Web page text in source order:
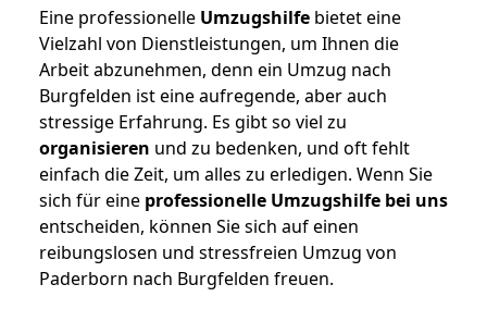
Eine professionelle Umzugshilfe bietet eine
Vielzahl von Dienstleistungen, um Ihnen die
Arbeit abzunehmen, denn ein Umzug nach
Burgfelden ist eine aufregende, aber auch
stressige Erfahrung. Es gibt so viel zu
organisieren und zu bedenken, und oft fehlt
einfach die Zeit, um alles zu erledigen. Wenn Sie
sich für eine professionelle Umzugshilfe bei uns
entscheiden, können Sie sich auf einen
reibungslosen und stressfreien Umzug von
Paderborn nach Burgfelden freuen.